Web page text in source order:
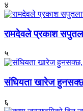
४
रामदेवले प्रकाश
५
संघियता खारेज
६